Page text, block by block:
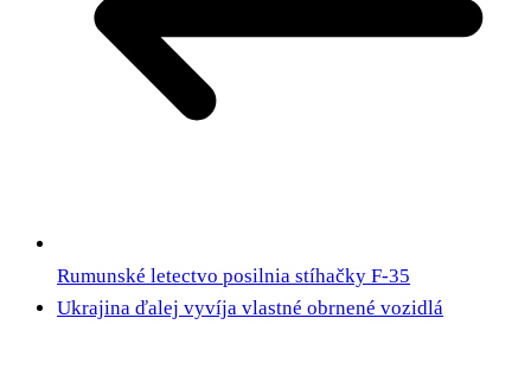
Rumunské letectvo posilnia stíhačky F-35
Ukrajina ďalej vyvíja vlastné obrnené vozidlá